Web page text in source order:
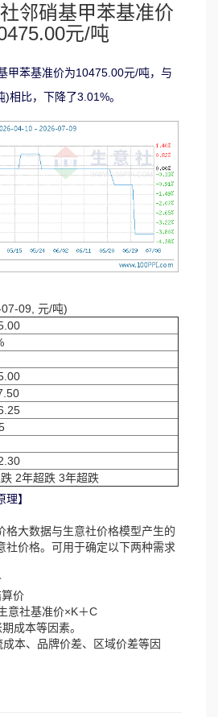
邻硝基甲苯基准价
元/吨
甲苯基准价为10475.00元/吨，与
相比，下降了3.01%。
09, 元/吨)
2年超跌 3年超跌
】
格大数据与生意社价格模型产生的
社价格。可用于确定以下两种需求
价
意社基准价×K＋C
成本等因素。
本、品牌价差、区域价差等因